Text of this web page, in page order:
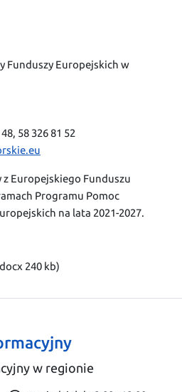
Funduszy Europejskich w
58 326 81 52
Europejskiego Funduszu
Programu Pomoc
na lata 2021-2027.
240 kb)
w regionie